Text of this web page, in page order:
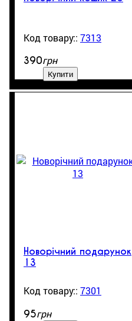
7313
390грн
Купити
Новорічний подарунок
13
7301
95грн